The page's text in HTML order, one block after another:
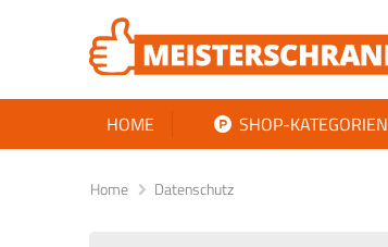
HOME SHOP-KATEGORIEN
Home Datenschutz